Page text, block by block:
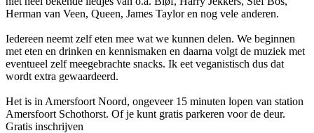
Herman van Veen, Queen, James Taylor en nog vele anderen.
Iedereen neemt zelf eten mee wat we kunnen delen. We beginnen
met eten en drinken en kennismaken en daarna volgt de muziek met
eventueel zelf meegebrachte snacks. Ik eet veganistisch dus dat
wordt extra gewaardeerd.
Het is in Amersfoort Noord, ongeveer 15 minuten lopen van station
Amersfoort Schothorst. Of je kunt gratis parkeren voor de deur.
Gratis inschrijven